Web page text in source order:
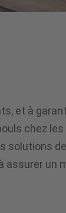
et à
chez
solutions
assurer